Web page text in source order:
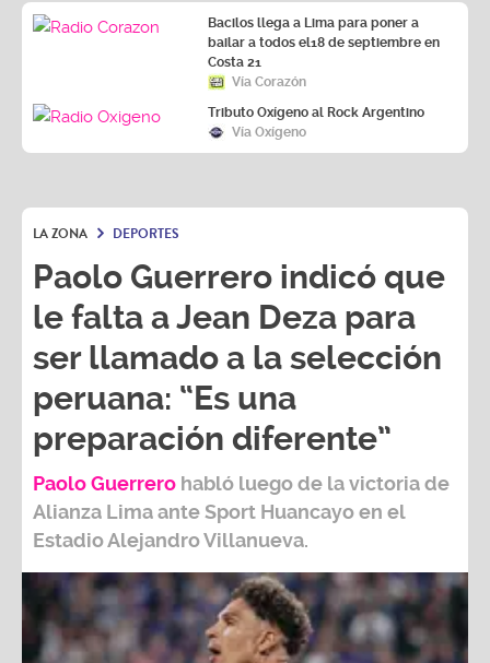
Bacilos llega a Lima para poner a
bailar a todos el18 de septiembre en
Costa 21
Vía Corazón
Tributo Oxígeno al Rock Argentino
Vía Oxígeno
LA ZONA DEPORTES
Paolo Guerrero indicó que
le falta a Jean Deza para
ser llamado a la selección
peruana: “Es una
preparación diferente”
Paolo Guerrero habló luego de la victoria de
Alianza Lima ante Sport Huancayo en el
Estadio Alejandro Villanueva.